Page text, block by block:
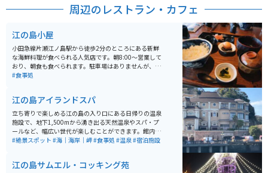
周辺のレストラン・カフェ
江の島小屋
小田急線片瀬江ノ島駅から徒歩2分のところにある新鮮
な海鮮料理が食べられる人気店です。朝8:00～営業して
おり、朝食も食べられます。駐車場はありませんが、お
店から徒歩１分のところに江ノ電駐車センターがあり、
す。
#食事処
江の島アイランドスパ
立ち寄りで楽しめる江の島の入り口にある日帰りの温泉
施設で、地下1,500mから湧き出る天然温泉やスパ・プ
ールなど、幅広い世代が楽しむことができます。館内か
らは江の島の美しい風景だけではなく、雄大な富士山も
す。
#絶景スポット #海｜海岸｜岬#食事処 #温泉#宿泊施設
江の島サムエル・コッキング苑